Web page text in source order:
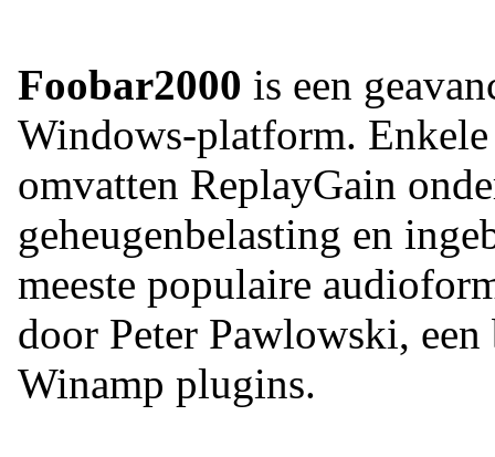
Foobar2000 is een
Windows-platform.
omvatten ReplayGain
geheugenbelasting en
meeste populaire
door Peter Pawlowski,
Winamp plugins.